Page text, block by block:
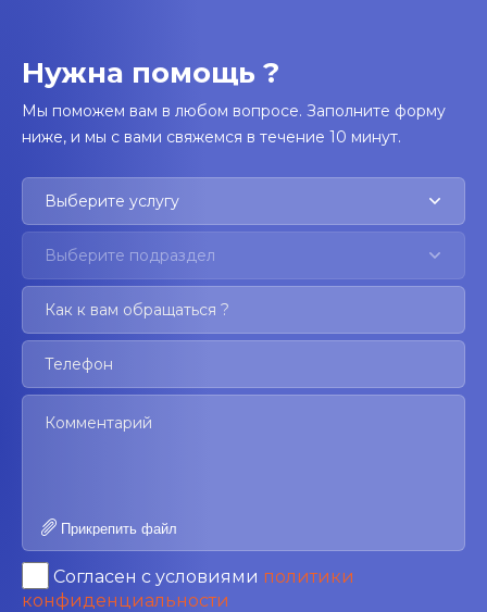
Нужна помощь ?
Мы поможем вам в любом вопросе. Заполните форму
ниже, и мы с вами свяжемся в течение 10 минут.
Выберите услугу
Выберите подраздел
Прикрепить файл
Согласен с условиями политики
конфиденциальности